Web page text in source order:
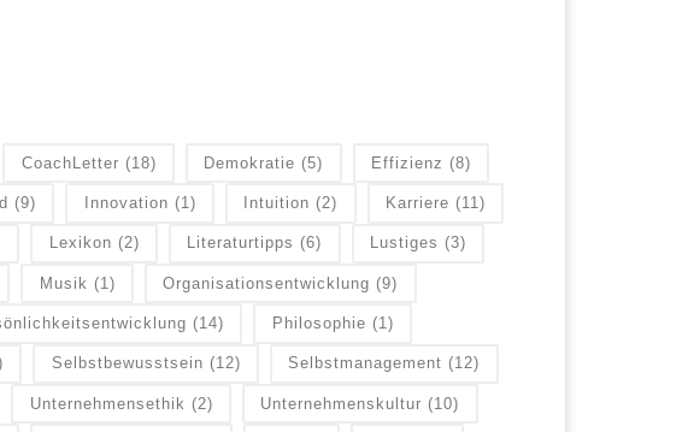
CoachLetter (18) Demokratie (5) Effizienz (8)
(9) Innovation (1) Intuition (2) Karriere (11)
Lexikon (2) Literaturtipps (6) Lustiges (3)
Musik (1) Organisationsentwicklung (9)
(14) Philosophie (1)
Selbstbewusstsein (12) Selbstmanagement (12)
Unternehmensethik (2) Unternehmenskultur (10)